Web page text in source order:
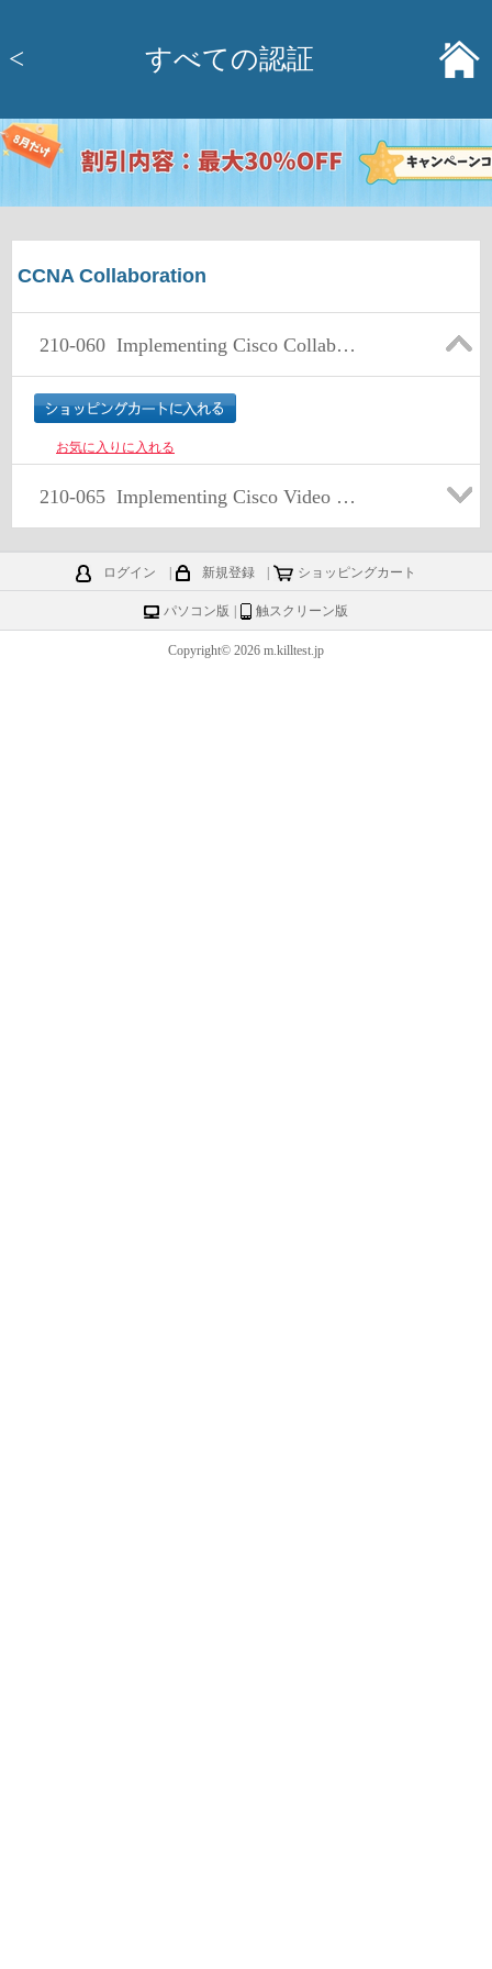
< すべての認証
CCNA Collaboration
210-060 Implementing Cisco Collaboration Devices v1.0
お気に入りに入れる
210-065 Implementing Cisco Video Network Devices v1.0
ログイン 新規登録 ショッピングカート
パソコン版 触スクリーン版
Copyright© 2026 m.killtest.jp